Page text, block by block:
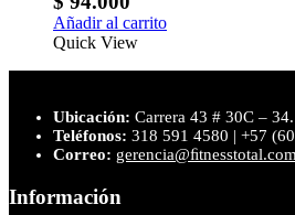
Añadir al carrito
Quick View
Ubicación: Carrera 43 # 30C –
Teléfonos: 318 591 4580 | +57
Correo:
Información